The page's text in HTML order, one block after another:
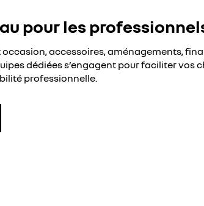
pour les
occasion, accessoires, aménagements,
dédiées s’engagent pour faciliter vos
professionnelle.